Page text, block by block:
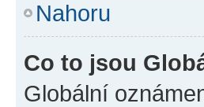
Nahoru
Co to jsou
Globální